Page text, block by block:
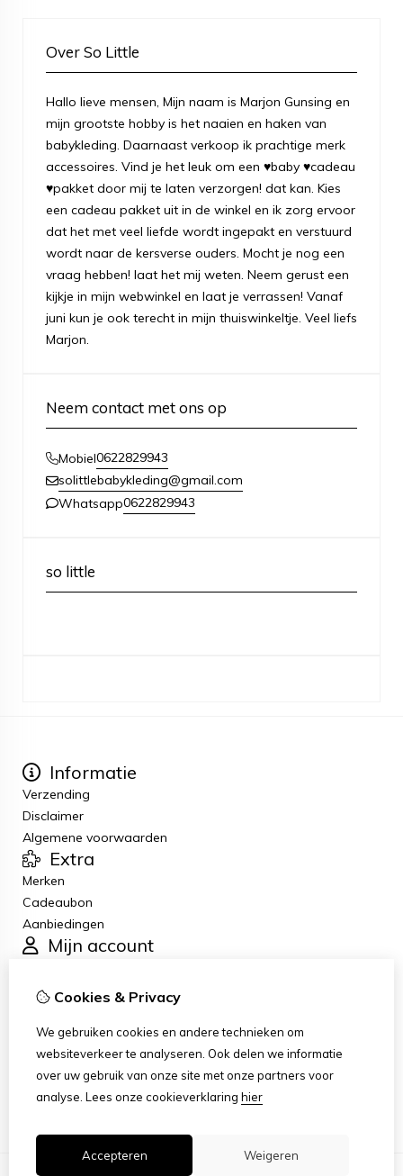
Over So Little
Hallo lieve mensen, Mijn naam is Marjon Gunsing en
mijn grootste hobby is het naaien en haken van
babykleding. Daarnaast verkoop ik prachtige merk
accessoires. Vind je het leuk om een ♥baby ♥cadeau
♥pakket door mij te laten verzorgen! dat kan. Kies
een cadeau pakket uit in de winkel en ik zorg ervoor
dat het met veel liefde wordt ingepakt en verstuurd
wordt naar de kersverse ouders. Mocht je nog een
vraag hebben! laat het mij weten. Neem gerust een
kijkje in mijn webwinkel en laat je verrassen! Vanaf
juni kun je ook terecht in mijn thuiswinkeltje. Veel liefs
Marjon.
Neem contact met ons op
Mobiel0622829943
solittlebabykleding@gmail.com
Whatsapp0622829943
so little
Informatie
Verzending
Disclaimer
Algemene voorwaarden
Extra
Merken
Cadeaubon
Aanbiedingen
Mijn account
Bestelhistorie
Klantenservice
Contact
Retourneren
Sitemap
Cookies & Privacy
We gebruiken cookies en andere technieken om
websiteverkeer te analyseren. Ook delen we informatie
over uw gebruik van onze site met onze partners voor
analyse. Lees onze cookieverklaring hier
Accepteren Weigeren